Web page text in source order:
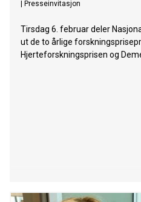
Presseinvitasjon
Tirsdag 6. februar deler
ut de to årlige
Hjerteforskningsprisen og